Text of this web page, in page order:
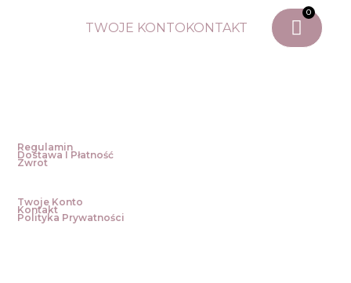
TWOJE KONTOKONTAKT
0
Regulamin
Dostawa I Płatność
Zwrot
Twoje Konto
Kontakt
Polityka Prywatności